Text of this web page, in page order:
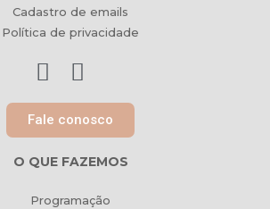
Cadastro de emails
Política de privacidade
Fale conosco
O QUE FAZEMOS
Programação